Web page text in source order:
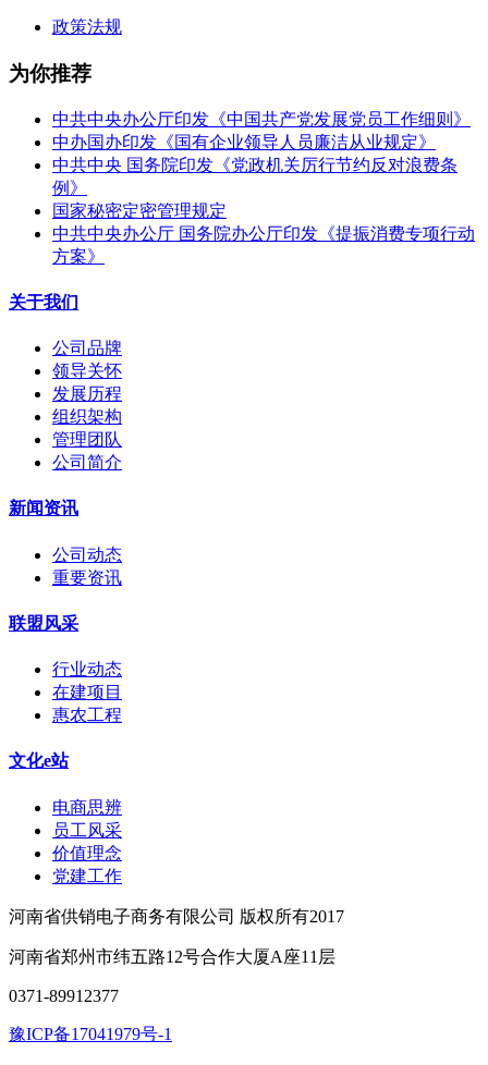
政策法规
为你推荐
中共中央办公厅印发《中国共产党发展党员工作细则》
中办国办印发《国有企业领导人员廉洁从业规定》
中共中央 国务院印发《党政机关厉行节约反对浪费条
例》
国家秘密定密管理规定
中共中央办公厅 国务院办公厅印发《提振消费专项行动
方案》
关于我们
公司品牌
领导关怀
发展历程
组织架构
管理团队
公司简介
新闻资讯
公司动态
重要资讯
联盟风采
行业动态
在建项目
惠农工程
文化e站
电商思辨
员工风采
价值理念
党建工作
河南省供销电子商务有限公司 版权所有2017
河南省郑州市纬五路12号合作大厦A座11层
0371-89912377
豫ICP备17041979号-1